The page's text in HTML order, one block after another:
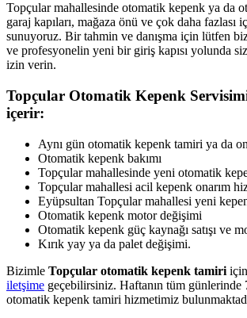
Topçular mahallesinde otomatik kepenk ya da
garaj kapıları, mağaza önü ve çok daha fazlası
sunuyoruz. Bir tahmin ve danışma için lütfen
ve profesyonelin yeni bir giriş kapısı yolunda
izin verin.
Topçular Otomatik Kepenk
içerir:
Aynı gün otomatik kepenk tamiri ya da
Otomatik kepenk bakımı
Topçular mahallesinde yeni otomatik
Topçular mahallesi acil kepenk onarım
Eyüpsultan Topçular mahallesi yeni
Otomatik kepenk motor değişimi
Otomatik kepenk güç kaynağı satışı ve
Kırık yay ya da palet değişimi.
Bizimle Topçular otomatik kepenk tamiri
iletşime geçebilirsiniz. Haftanın tüm günlerinde
otomatik kepenk tamiri hizmetimiz